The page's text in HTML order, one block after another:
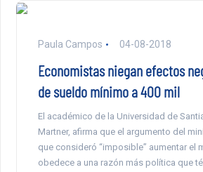
Paula Campos 04-08-2018
Economistas niegan efectos
de sueldo mínimo a 400 mil
El académico de la Universidad de
Martner, afirma que el argumento del
que consideró “imposible” aumentar el
obedece a una razón más política que